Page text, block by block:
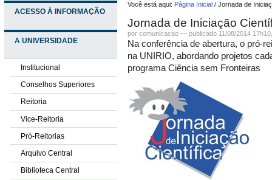
ACESSO À INFORMAÇÃO
A UNIVERSIDADE
Institucional
Conselhos Superiores
Reitoria
Vice-Reitoria
Pró-Reitorias
Arquivo Central
Biblioteca Central
Você está aqui: Página Inicial /Jornada de
Jornada de Iniciação
por comunicacao —publicado 11/08/2014
Na conferência de abertura, o pró-
na UNIRIO, abordando projetos
programa Ciência sem Fronteiras